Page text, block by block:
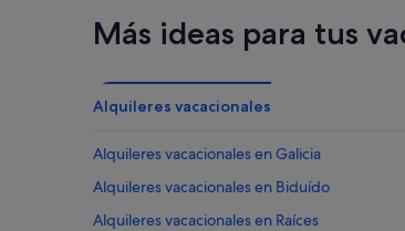
Más ideas para tus
Alquileres vacacionales
Alquileres vacacionales en Galicia
Alquileres vacacionales en Biduído
Alquileres vacacionales en Raíces